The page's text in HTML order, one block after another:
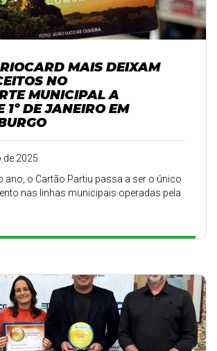
MAIS DEIXAM
NO
MUNICIPAL A
1º DE JANEIRO EM
de 2025
ano, o Cartão Partiu passa a ser o único
nas linhas municipais operadas pela